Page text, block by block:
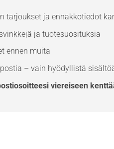
tarjoukset ja ennakkotiedot
ja tuotesuosituksia
ennen muita
– vain hyödyllistä
viereiseen